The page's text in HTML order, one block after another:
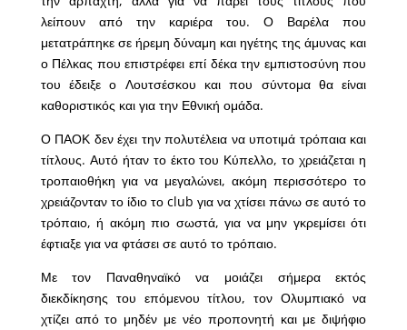
λείπουν από την καριέρα του. Ο Βαρέλα που
μετατράπηκε σε ήρεμη δύναμη και ηγέτης της άμυνας και
ο Πέλκας που επιστρέφει επί δέκα την εμπιστοσύνη που
του έδειξε ο Λουτσέσκου και που σύντομα θα είναι
καθοριστικός και για την Εθνική ομάδα.
Ο ΠΑΟΚ δεν έχει την πολυτέλεια να υποτιμά τρόπαια και
τίτλους. Αυτό ήταν το έκτο του Κύπελλο, το χρειάζεται η
τροπαιοθήκη για να μεγαλώνει, ακόμη περισσότερο το
χρειάζονταν το ίδιο το club για να χτίσει πάνω σε αυτό το
τρόπαιο, ή ακόμη πιο σωστά, για να μην γκρεμίσει ότι
έφτιαξε για να φτάσει σε αυτό το τρόπαιο.
Με τον Παναθηναϊκό να μοιάζει σήμερα εκτός
διεκδίκησης του επόμενου τίτλου, τον Ολυμπιακό να
χτίζει από το μηδέν με νέο προπονητή και με διψήφιο